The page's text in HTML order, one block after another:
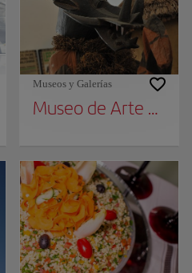
Museos y Galerías
Museo de Arte